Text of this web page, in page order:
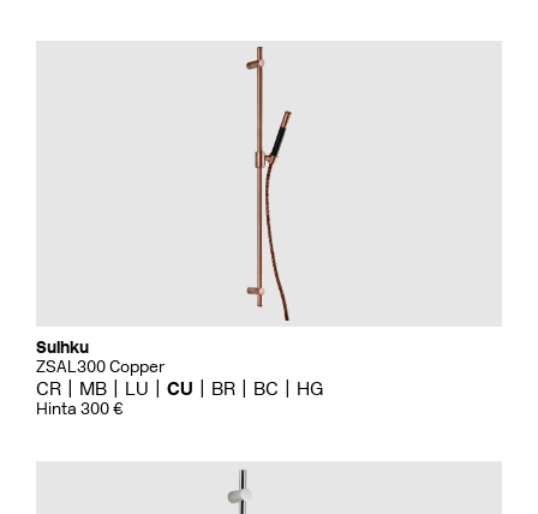
Suihku
ZSAL300 Copper
CR MB LU CU BR BC HG
Hinta 300 €